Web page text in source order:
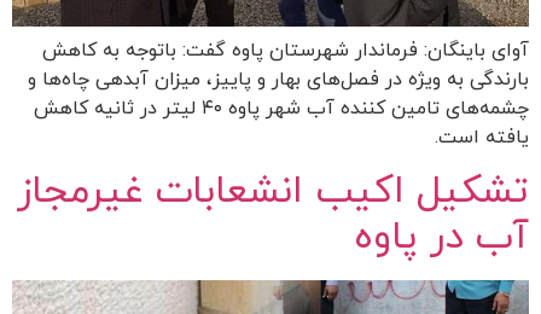
آوای باینگان: فرماندار شهرستان پاوه گفت: باتوجه به کاهش
بارندگی به ویژه در فصل‌های بهار و پاییز، میزان آبدهی چاه‌ها و
چشمه‌های تامین کننده آب شهر پاوه ۴۰ لیتر در ثانیه کاهش
یافته است.
تشکیل اکیب انشعابات غیرمجاز
آب در پاوه